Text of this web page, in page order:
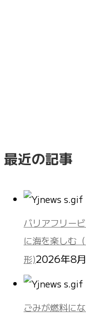
最近の記事
バリアフリー
に海を楽しむ
形)2026年8
ごみが燃料に